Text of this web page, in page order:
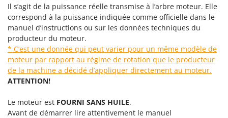
Robots nettoyeurs de piscine
Robots Tondeuses
Rogneuses de souches
Rouleaux pour tracteur
S
Scies à Ruban
HiKOKI
Honda
I
Idromatic
Il-Tec
Imperia
Intec
Il s’agit de la puissance réelle transmise à l’arbre moteur. Elle
correspond à la puissance indiquée comme officielle dans le
manuel d’instructions ou sur les données techniques du
producteur du moteur.
* C’est une donnée qui peut varier pour un même modèle de
moteur par rapport au régime de rotation que le producteur
de la machine a décidé d’appliquer directement au moteur.
ATTENTION!
Le moteur est FOURNI SANS HUILE.
Avant de démarrer lire attentivement le manuel